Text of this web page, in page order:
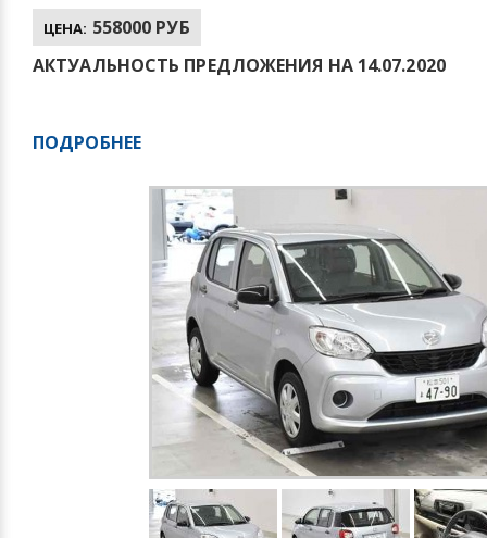
ЦЕНА: 558000 РУБ
АКТУАЛЬНОСТЬ ПРЕДЛОЖЕНИЯ НА 14.07.2020
ПОДРОБНЕЕ